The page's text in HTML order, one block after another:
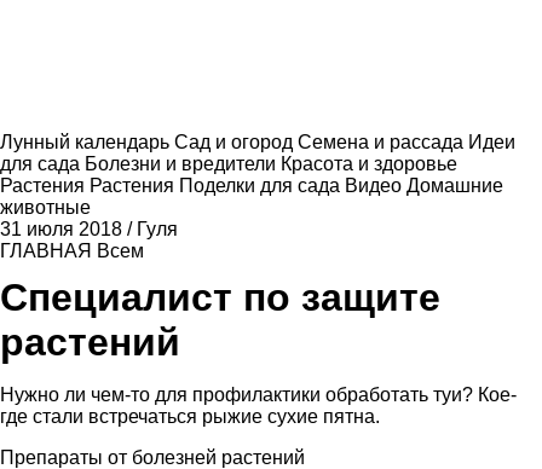
Лунный календарь Сад и огород Семена и рассада Идеи
для сада Болезни и вредители Красота и здоровье
Растения Растения Поделки для сада Видео Домашние
животные
31 июля 2018 / Гуля
ГЛАВНАЯ Всем
Специалист по защите
растений
Нужно ли чем-то для профилактики обработать туи? Кое-
где стали встречаться рыжие сухие пятна.
Препараты от болезней растений